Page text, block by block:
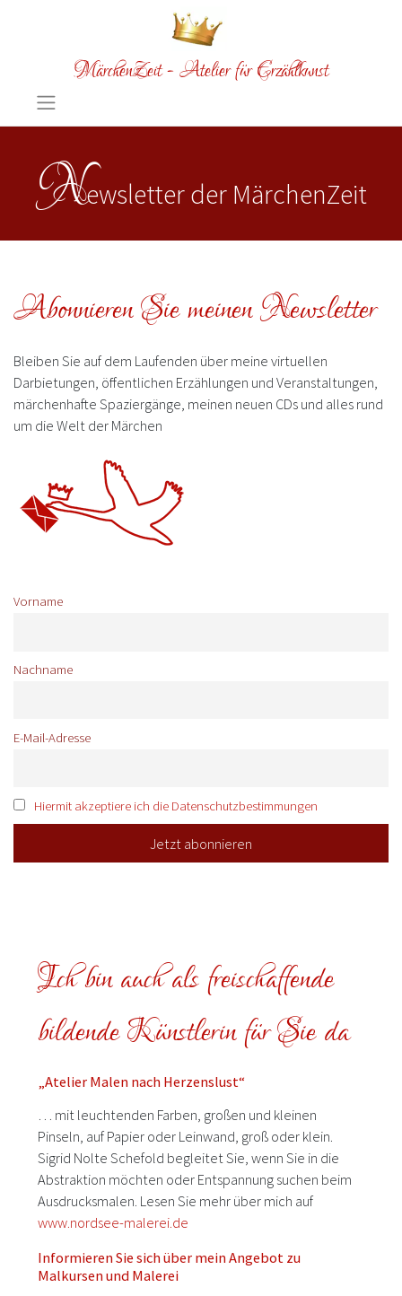
MärchenZeit - Atelier für Erzählkunst
Newsletter der MärchenZeit
Abonnieren Sie meinen Newsletter
Bleiben Sie auf dem Laufenden über meine virtuellen
Darbietungen, öffentlichen Erzählungen und Veranstaltungen,
märchenhafte Spaziergänge, meinen neuen CDs und alles rund
um die Welt der Märchen
Vorname
Nachname
E-Mail-Adresse
Hiermit akzeptiere ich die Datenschutzbestimmungen
Ich bin auch als freischaffende
bildende Künstlerin für Sie da
„Atelier Malen nach Herzenslust“
… mit leuchtenden Farben, großen und kleinen
Pinseln, auf Papier oder Leinwand, groß oder klein.
Sigrid Nolte Schefold begleitet Sie, wenn Sie in die
Abstraktion möchten oder Entspannung suchen beim
Ausdrucksmalen. Lesen Sie mehr über mich auf
www.nordsee-malerei.de
Informieren Sie sich über mein Angebot zu
Malkursen und Malerei